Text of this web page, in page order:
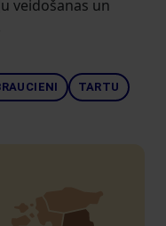
veidošanas un
TARTU